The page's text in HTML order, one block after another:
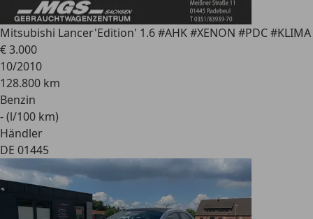
Mitsubishi Lancer'Edition' 1.6 #AHK #XENON #PDC #KLIMA
€ 3.000
10/2010
128.800 km
Benzin
- (l/100 km)
Händler
DE 01445